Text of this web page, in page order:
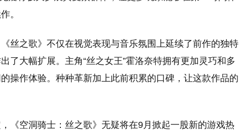
。
丝之歌》不仅在视觉表现与音乐氛围上延续了前作的独特
了大幅扩展。主角“丝之女王”霍洛奈特拥有更加灵巧和多
操作体验。种种革新加上此前积累的口碑，让这款作品的
《空洞骑士：丝之歌》无疑将在9月掀起一股新的游戏热